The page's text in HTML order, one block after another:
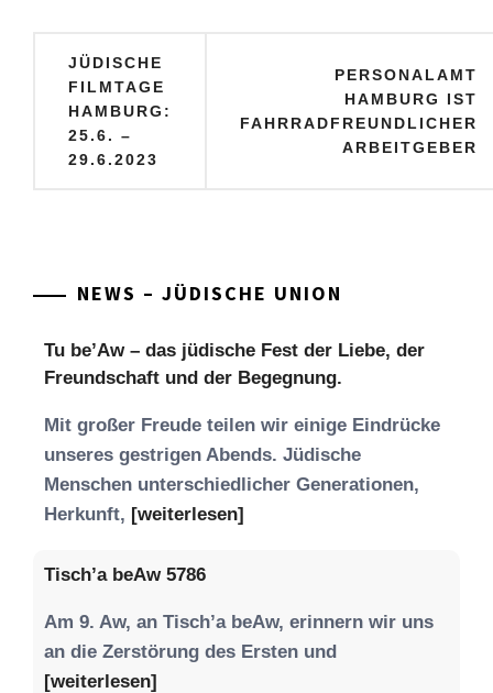
Beitragsnavigation
JÜDISCHE
FILMTAGE
HAMBURG:
25.6. –
29.6.2023
PERSONALAMT
HAMBURG IST
FAHRRADFREUNDLICHER
ARBEITGEBER
NEWS – JÜDISCHE UNION
Tu be’Aw – das jüdische Fest der Liebe, der
Freundschaft und der Begegnung.
Mit großer Freude teilen wir einige Eindrücke
unseres gestrigen Abends. Jüdische
Menschen unterschiedlicher Generationen,
Herkunft, [weiterlesen]
Tisch’a beAw 5786
Am 9. Aw, an Tisch’a beAw, erinnern wir uns
an die Zerstörung des Ersten und
[weiterlesen]